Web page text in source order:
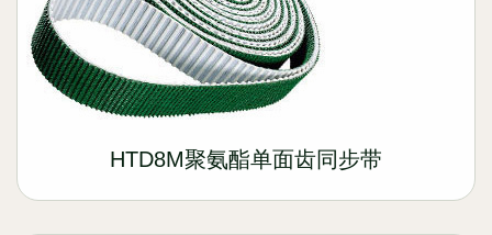
HTD8M聚氨酯单面齿同步带